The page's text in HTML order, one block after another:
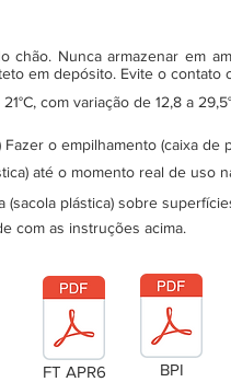
Nunca armazenar em
em depósito. Evite o contato
com variação de 12,8 a
o empilhamento (caixa de
até o momento real de uso
plástica) sobre
com as instruções acima.
FT APR6 BPI